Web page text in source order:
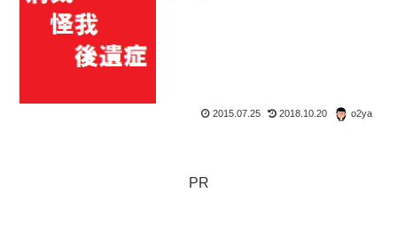
2015.07.25 2018.10.20 o2ya
PR